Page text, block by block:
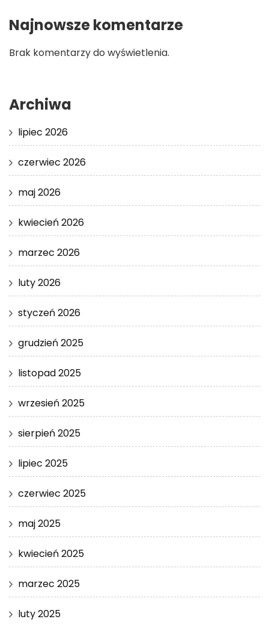
Najnowsze komentarze
Brak komentarzy do wyświetlenia.
Archiwa
lipiec 2026
czerwiec 2026
maj 2026
kwiecień 2026
marzec 2026
luty 2026
styczeń 2026
grudzień 2025
listopad 2025
wrzesień 2025
sierpień 2025
lipiec 2025
czerwiec 2025
maj 2025
kwiecień 2025
marzec 2025
luty 2025